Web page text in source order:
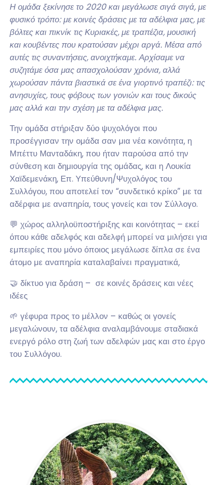
Η ομάδα ξεκίνησε το 2020 και μεγάλωσε σιγά σιγά, με
φυσικό τρόπο: με κοινές δράσεις με τα αδέλφια μας, με
βόλτες και πικνίκ τις Κυριακές, με τραπέζια, μουσική
και κουβέντες που κρατούσαν μέχρι αργά. Μέσα από
αυτές τις συναντήσεις, ανοιχτήκαμε. Αρχίσαμε να
συζητάμε όσα μας απασχολούσαν χρόνια, αλλά
χωρούσαν πάντα βιαστικά σε ένα γιορτινό τραπέζι: τις
ανησυχίες, τους φόβους των γονιών και τους δικούς
μας αλλά και την σχέση με τα αδέλφια μας.
Την ομάδα στήριξαν δύο ψυχολόγοι που
προσέγγισαν την ομάδα σαν μια νέα κοινότητα, η
Μπέττυ Μανταδάκη, που ήταν παρούσα από την
σύνθεση και δημιουργία της ομάδας, και η Λουκία
Χαϊδεμενάκη, Επ. Υπεύθυνη/Ψυχολόγος του
Συλλόγου, που αποτελεί τον “συνδετικό κρίκο” με τα
αδέρφια με αναπηρία, τους γονείς και τον Σύλλογο.
💬 χώρος αλληλοϋποστήριξης και κοινότητας – εκεί
όπου κάθε αδελφός και αδελφή μπορεί να μιλήσει για
εμπειρίες που μόνο όποιος μεγάλωσε δίπλα σε ένα
άτομο με αναπηρία καταλαβαίνει πραγματικά,
🤝 δίκτυο για δράση – σε κοινές δράσεις και νέες
ιδέες
🌱 γέφυρα προς το μέλλον – καθώς οι γονείς
μεγαλώνουν, τα αδέλφια αναλαμβάνουμε σταδιακά
ενεργό ρόλο στη ζωή των αδελφών μας και στο έργο
του Συλλόγου.